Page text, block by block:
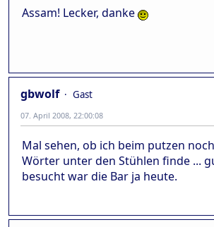
Assam! Lecker, danke
gbwolf
Gast
07. April 2008, 22:00:08
Mal sehen, ob ich beim putzen
Wörter unter den Stühlen finde ...
besucht war die Bar ja heute.